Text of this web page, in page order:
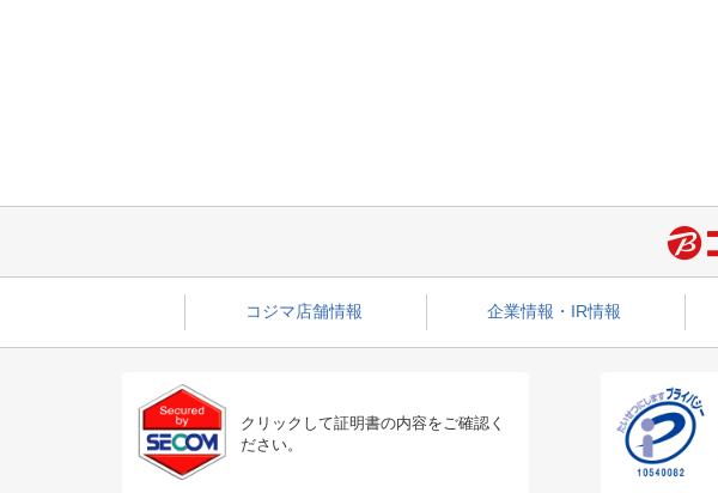
コジマ店舗情報 企業情報・IR情報
クリックして証明書の内容をご確認く
ださい。